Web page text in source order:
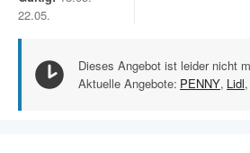
22.05.
Dieses Angebot ist leider nicht
Aktuelle Angebote: PENNY, Lidl,